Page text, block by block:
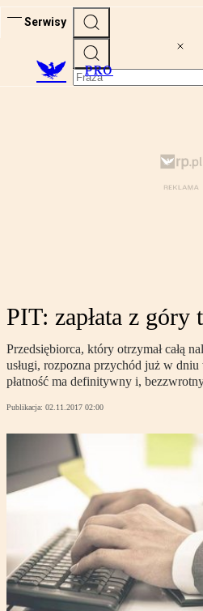
Serwisy
PRO
PIT: zapłata z góry
Przedsiębiorca, który otrzymał całą
usługi, rozpozna przychód już w
płatność ma definitywny i,
Publikacja: 02.11.2017 02:00